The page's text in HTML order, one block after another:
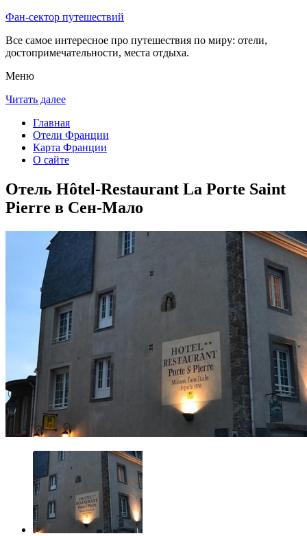
Фан-сектор путешествий
Все самое интересное про путешествия по миру: отели,
достопримечательности, места отдыха.
Меню
Читать далее
Главная
Отели Франции
Карта Франции
О сайте
Отель Hôtel-Restaurant La Porte Saint
Pierre в Сен-Мало